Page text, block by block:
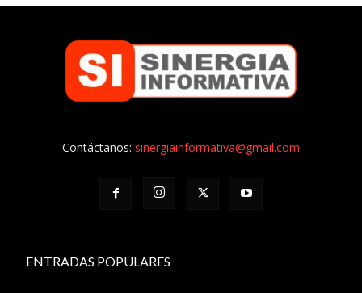
Contáctanos: sinergiainformativa@gmail.com
ENTRADAS POPULARES